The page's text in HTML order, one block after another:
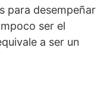
para desempeñar
ser el
a ser un